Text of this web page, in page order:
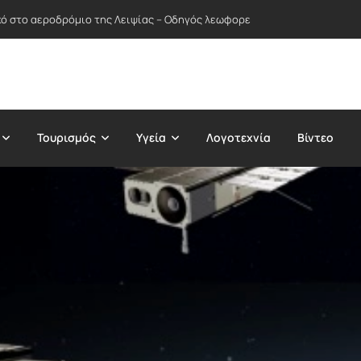
στο αεροδρόμιο της Λειψίας – Οδηγός λεωφορείου απέτρεψε
Τουρισμός Υγεία Λογοτεχνία Βίντεο